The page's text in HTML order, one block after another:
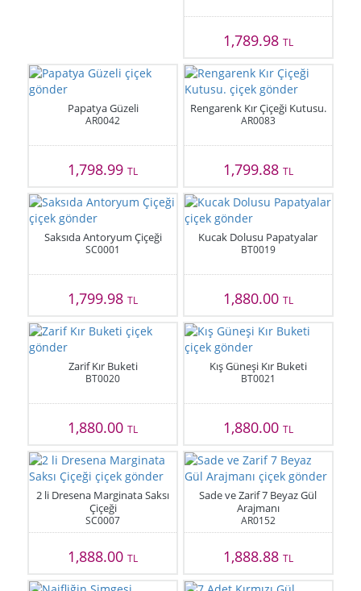
1,789.98 TL
Papatya Güzeli
AR0042
1,798.99TL
Rengarenk Kır Çiçeği Kutusu.
AR0083
1,799.88 TL
Saksıda Antoryum Çiçeği
SC0001
1,799.98TL
Kucak Dolusu Papatyalar
BT0019
1,880.00 TL
Zarif Kır Buketi
BT0020
1,880.00TL
Kış Güneşi Kır Buketi
BT0021
1,880.00 TL
2 li Dresena Marginata Saksı
Çiçeği
SC0007
1,888.00TL
Sade ve Zarif 7 Beyaz Gül
Arajmanı
AR0152
1,888.88 TL